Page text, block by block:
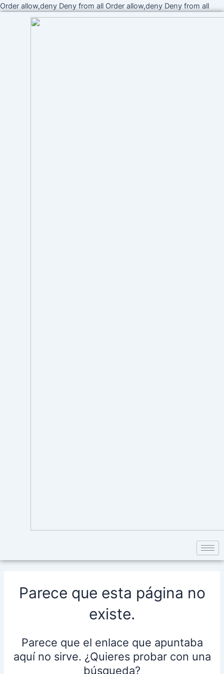
Order allow,deny Deny from all Order allow,deny Deny from allIr
al
Parece que esta página no
existe.
Parece que el enlace que apuntaba
aquí no sirve. ¿Quieres probar con una
búsqueda?